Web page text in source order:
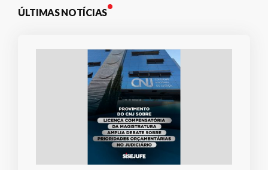
ÚLTIMAS NOTÍCIAS